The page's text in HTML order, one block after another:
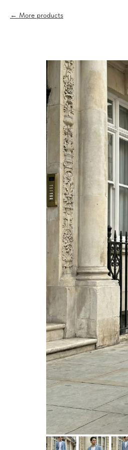
More products